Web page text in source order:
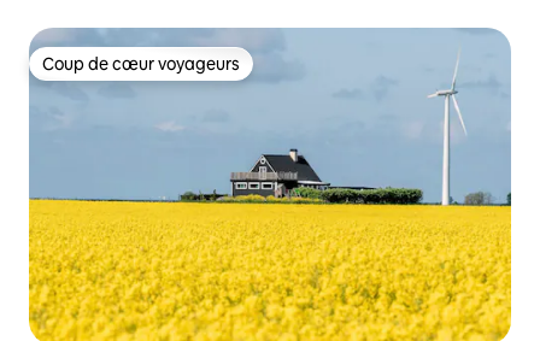
Coup de cœur voyageurs
Coup de cœur voyageurs